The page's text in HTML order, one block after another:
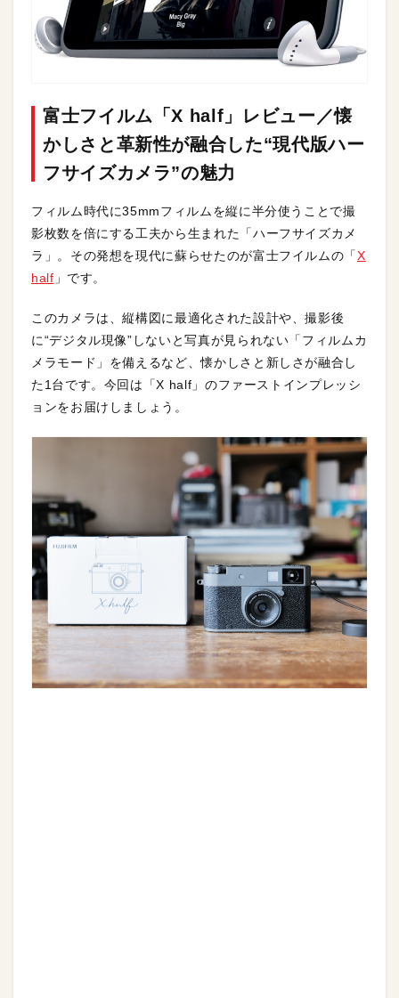
富士フイルム「X half」レビュー／懐
かしさと革新性が融合した“現代版ハー
フサイズカメラ”の魅力
フィルム時代に35mmフィルムを縦に半分使うことで撮
影枚数を倍にする工夫から生まれた「ハーフサイズカメ
ラ」。その発想を現代に蘇らせたのが富士フイルムの「X
half 」です。
このカメラは、縦構図に最適化された設計や、撮影後
に“デジタル現像”しないと写真が見られない「フィルムカ
メラモード」を備えるなど、懐かしさと新しさが融合し
た1台です。今回は「X half」のファーストインプレッシ
ョンをお届けしましょう。